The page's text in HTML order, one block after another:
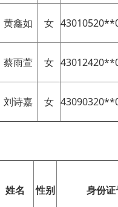
黄鑫如 女
蔡雨萱 女
刘诗嘉 女
姓名 性别 身份证